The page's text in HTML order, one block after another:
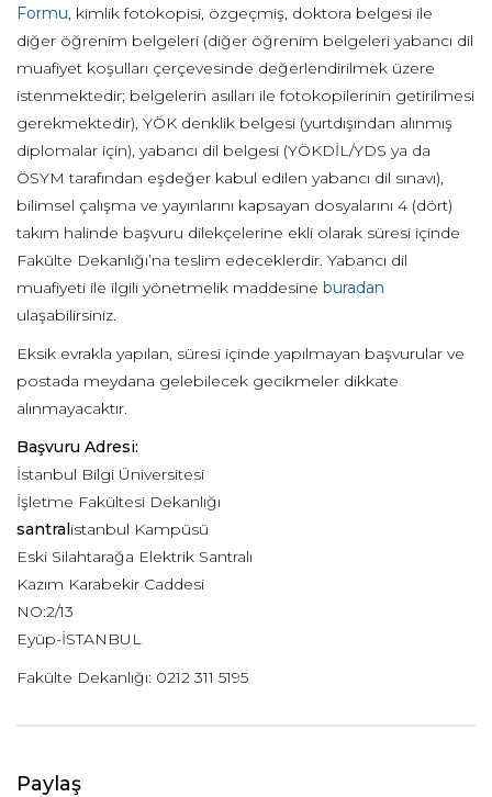
Formu, kimlik fotokopisi, özgeçmiş, doktora belgesi ile
diğer öğrenim belgeleri (diğer öğrenim belgeleri yabancı dil
muafiyet koşulları çerçevesinde değerlendirilmek üzere
istenmektedir; belgelerin asılları ile fotokopilerinin getirilmesi
gerekmektedir), YÖK denklik belgesi (yurtdışından alınmış
diplomalar için), yabancı dil belgesi (YÖKDİL/YDS ya da
ÖSYM tarafından eşdeğer kabul edilen yabancı dil sınavı),
bilimsel çalışma ve yayınlarını kapsayan dosyalarını 4 (dört)
takım halinde başvuru dilekçelerine ekli olarak süresi içinde
Fakülte Dekanlığı’na teslim edeceklerdir. Yabancı dil
muafiyeti ile ilgili yönetmelik maddesine buradan
ulaşabilirsiniz.
Eksik evrakla yapılan, süresi içinde yapılmayan başvurular ve
postada meydana gelebilecek gecikmeler dikkate
alınmayacaktır.
Başvuru Adresi:
İstanbul Bilgi Üniversitesi
İşletme Fakültesi Dekanlığı
santralistanbul Kampüsü
Eski Silahtarağa Elektrik Santralı
Kazım Karabekir Caddesi
NO:2/13
Eyüp-İSTANBUL
Fakülte Dekanlığı: 0212 311 5195
Paylaş